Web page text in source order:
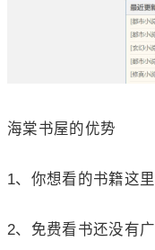
海棠书屋的优势
1、你想看的书籍这
2、免费看书还没有